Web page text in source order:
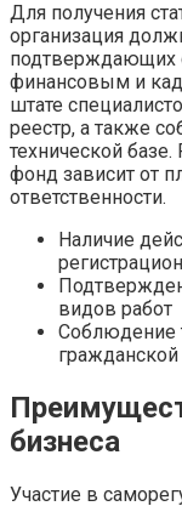
Для получения
организация
подтверждающих
финансовым и
штате
реестр, а также
технической
фонд зависит от
ответственности.
Наличие
видов работ
Соблюдение
гражданской
бизнеса
Участие в